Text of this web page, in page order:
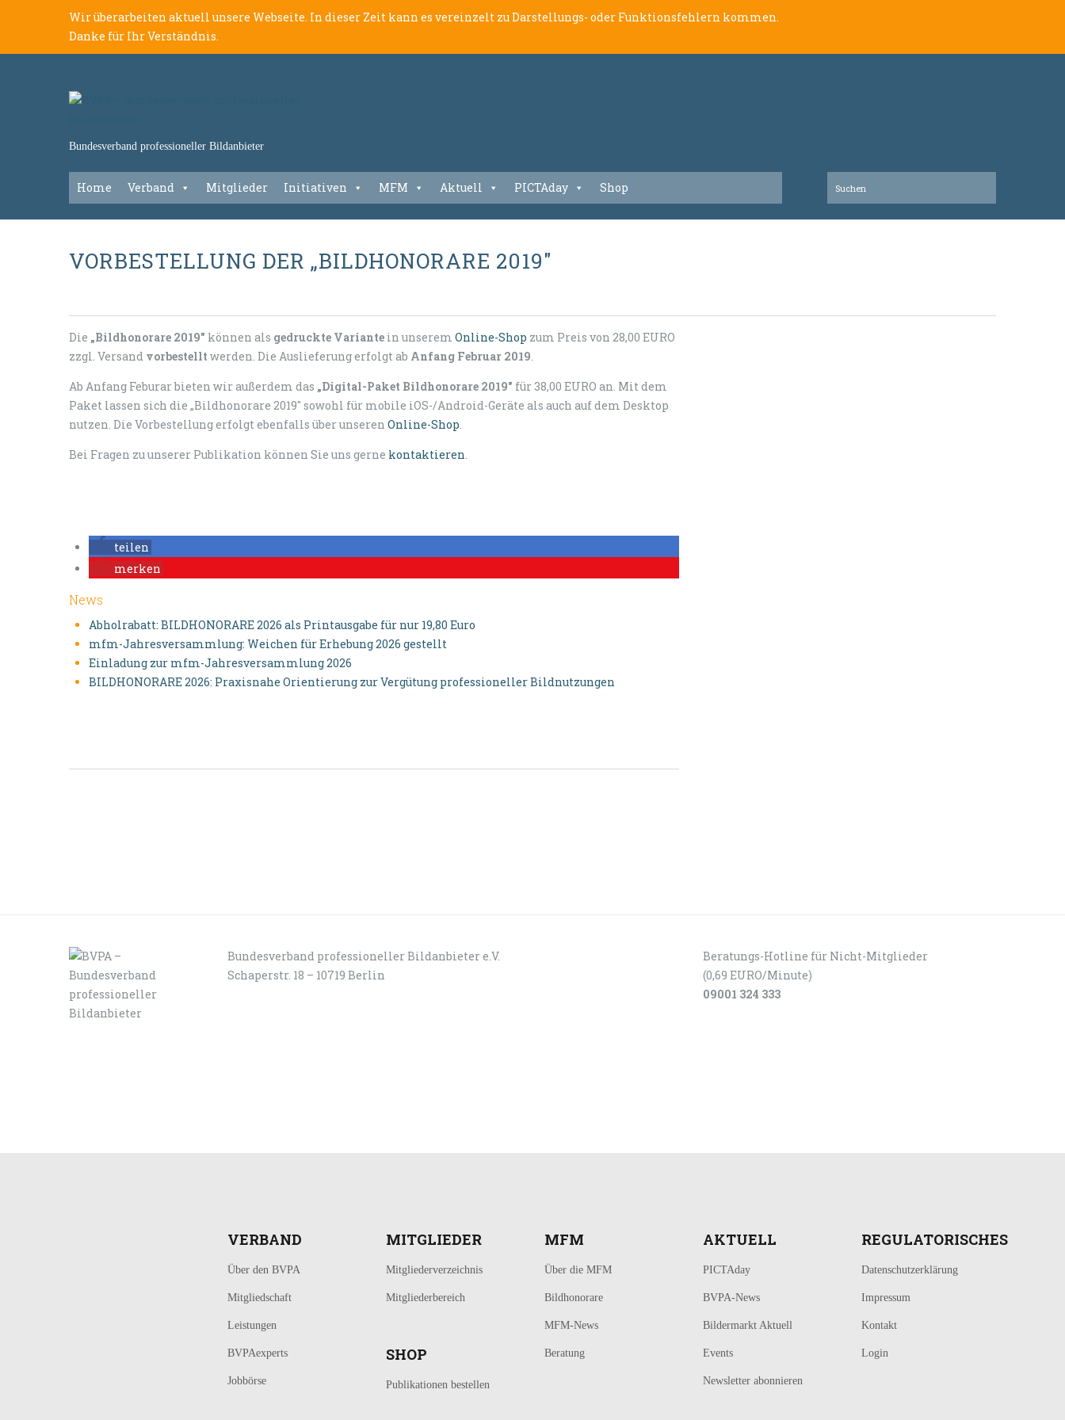
Wir überarbeiten aktuell unsere Webseite. In dieser Zeit kann es vereinzelt zu Darstellungs- oder Funktionsfehlern kommen.
Danke für Ihr Verständnis.
Bundesverband professioneller Bildanbieter
Home Verband Mitglieder Initiativen MFM Aktuell PICTAday Shop
VORBESTELLUNG DER „BILDHONORARE 2019″
Die „Bildhonorare 2019" können als gedruckte Variante in unserem Online-Shop zum Preis von 28,00 EURO
zzgl. Versand vorbestellt werden. Die Auslieferung erfolgt ab Anfang Februar 2019.
Ab Anfang Feburar bieten wir außerdem das „Digital-Paket Bildhonorare 2019" für 38,00 EURO an. Mit dem
Paket lassen sich die „Bildhonorare 2019" sowohl für mobile iOS-/Android-Geräte als auch auf dem Desktop
nutzen. Die Vorbestellung erfolgt ebenfalls überunseren Online-Shop.
Bei Fragen zu unserer Publikation können Sie uns gerne kontaktieren.
teilen
merken
News
Abholrabatt: BILDHONORARE 2026 als Printausgabe für nur 19,80 Euro
mfm-Jahresversammlung: Weichen für Erhebung 2026 gestellt
Einladung zur mfm-Jahresversammlung 2026
BILDHONORARE 2026: Praxisnahe Orientierung zur Vergütung professioneller Bildnutzungen
Bundesverband professioneller Bildanbieter e.V.
Schaperstr. 18 – 10719 Berlin
Beratungs-Hotline für Nicht-Mitglieder
(0,69 EURO/Minute)
09001 324 333
VERBAND
Über den BVPA
Mitgliedschaft
Leistungen
BVPAexperts
Jobbörse
MITGLIEDER
Mitgliederverzeichnis
Mitgliederbereich
SHOP
Publikationen bestellen
MFM
Über die MFM
Bildhonorare
MFM-News
Beratung
AKTUELL
PICTAday
BVPA-News
Bildermarkt Aktuell
Events
Newsletter abonnieren
REGULATORISCHES
Datenschutzerklärung
Impressum
Kontakt
Login